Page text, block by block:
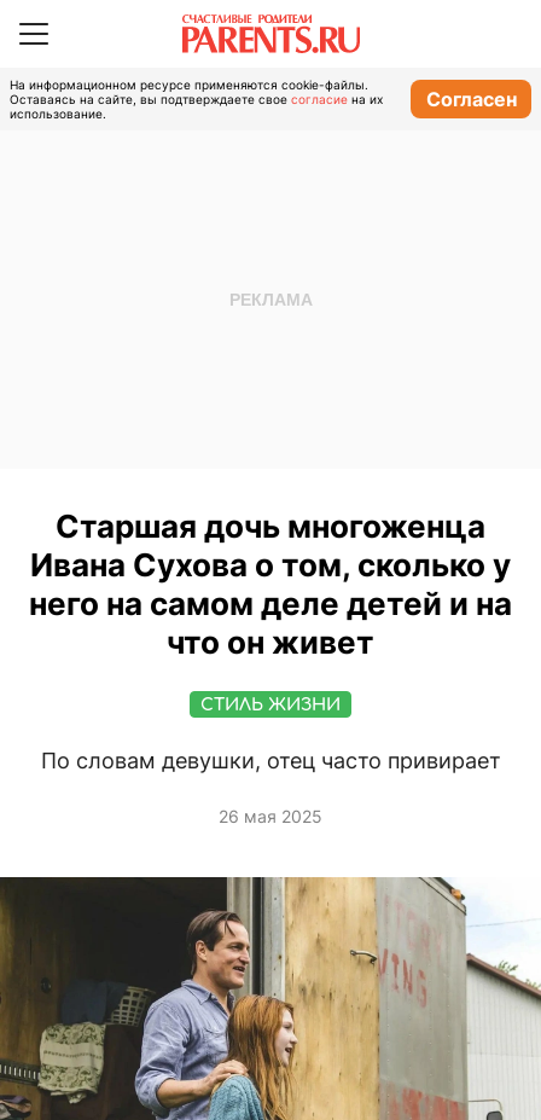
На информационном ресурсе применяются cookie-файлы.
Оставаясь на сайте, вы подтверждаете свое согласие на их
использование.
Согласен
Старшая дочь многоженца
Ивана Сухова о том, сколько у
него на самом деле детей и на
что он живет
СТИЛЬ ЖИЗНИ
По словам девушки, отец часто привирает
26 мая 2025